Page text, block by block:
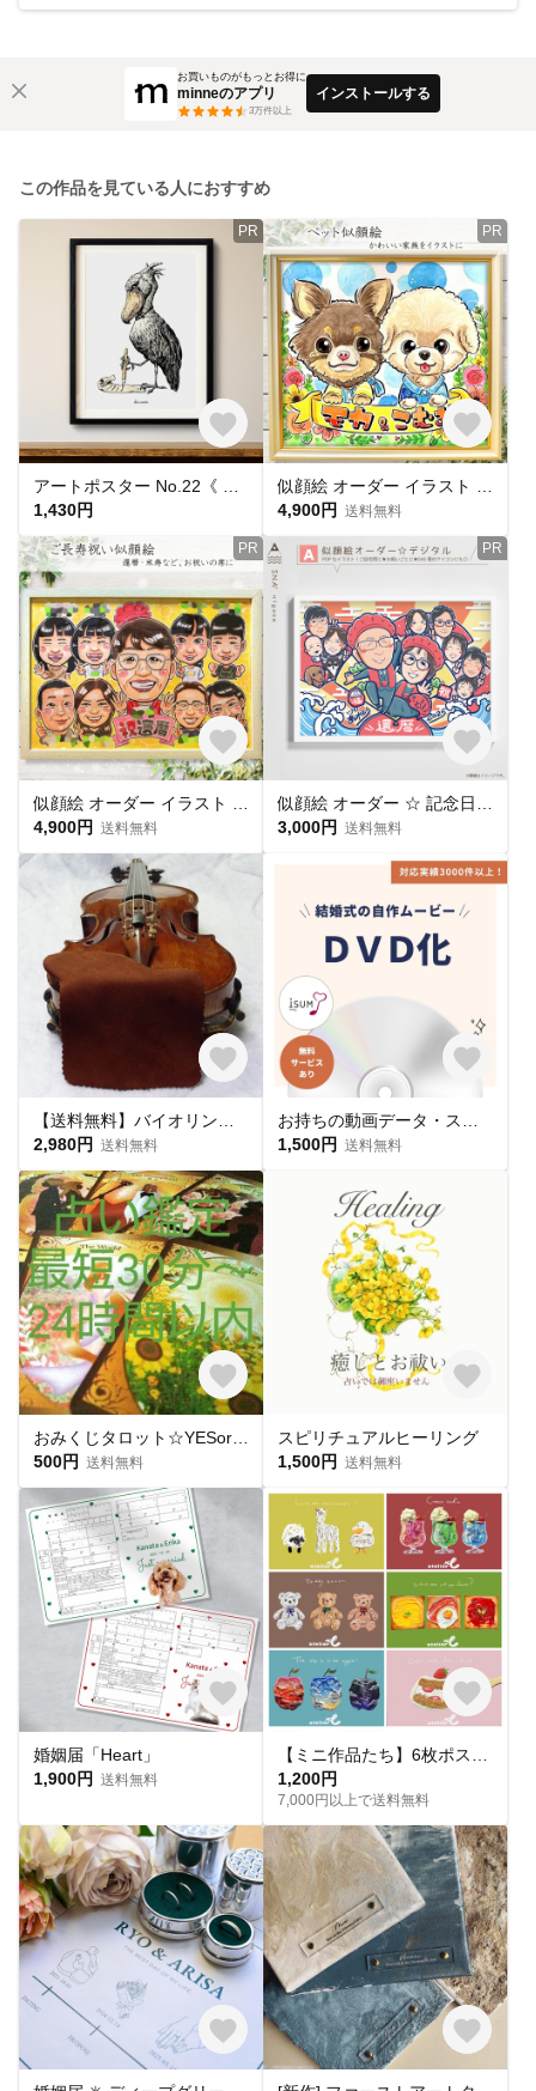
お買いものがもっとお得に
minneのアプリ
3万件以上
インストールする
この作品を見ている人におすすめ
PR
1,430円
PR
4,900円 送料無料
PR
4,900円 送料無料
PR
3,000円 送料無料
2,980円 送料無料
1,500円 送料無料
500円 送料無料
スピリチュアルヒーリング
1,500円 送料無料
婚姻届「Heart」
1,900円 送料無料
1,200円
7,000円以上で送料無料